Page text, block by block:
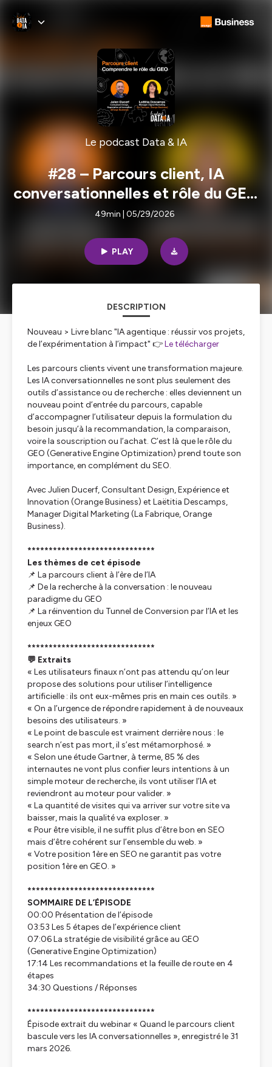
Le podcast Data & IA
#28 – Parcours client, IA
conversationnelles et rôle du GEO
(Generative Engine Optimization)
49min | 05/29/2026
PLAY
DESCRIPTION
Nouveau > Livre blanc "IA agentique : réussir vos projets,
de l’expérimentation à l’impact" 👉Le télécharger
Les parcours clients vivent une transformation majeure.
Les IA conversationnelles ne sont plus seulement des
outils d’assistance ou de recherche : elles deviennent un
nouveau point d’entrée du parcours, capable
d’accompagner l’utilisateur depuis la formulation du
besoin jusqu’à la recommandation, la comparaison,
voire la souscription ou l’achat. C’est là que le rôle du
GEO (Generative Engine Optimization) prend toute son
importance, en complément du SEO.
Avec Julien Ducerf, Consultant Design, Expérience et
Innovation (Orange Business) et Laëtitia Descamps,
Manager Digital Marketing (La Fabrique, Orange
Business).
******************************
Les thèmes de cet épisode
📌 La parcours client à l’ère de l’IA
📌 De la recherche à la conversation : le nouveau
paradigme du GEO
📌 La réinvention du Tunnel de Conversion par l’IA et les
enjeux GEO
******************************
💬 Extraits
« Les utilisateurs finaux n’ont pas attendu qu’on leur
propose des solutions pour utiliser l’intelligence
artificielle : ils ont eux-mêmes pris en main ces outils. »
« On a l’urgence de répondre rapidement à de nouveaux
besoins des utilisateurs. »
« Le point de bascule est vraiment derrière nous : le
search n’est pas mort, il s’est métamorphosé. »
« Selon une étude Gartner, à terme, 85 % des
internautes ne vont plus confier leurs intentions à un
simple moteur de recherche, ils vont utiliser l’IA et
reviendront au moteur pour valider. »
« La quantité de visites qui va arriver sur votre site va
baisser, mais la qualité va exploser. »
« Pour être visible, il ne suffit plus d’être bon en SEO
mais d’être cohérent sur l’ensemble du web. »
« Votre position 1ère en SEO ne garantit pas votre
position 1ère en GEO. »
******************************
SOMMAIRE DE L’ÉPISODE
00:00 Présentation de l’épisode
03:53 Les 5 étapes de l’expérience client
07:06 La stratégie de visibilité grâce au GEO
(Generative Engine Optimization)
17:14 Les recommandations et la feuille de route en 4
étapes
34:30 Questions / Réponses
******************************
Épisode extrait du webinar « Quand le parcours client
bascule vers les IA conversationnelles », enregistré le 31
mars 2026.